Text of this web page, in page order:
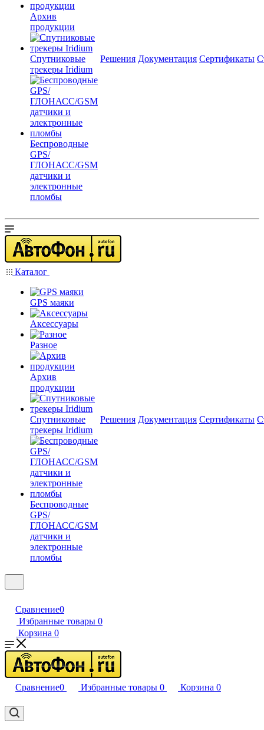
Архив
продукции
Спутниковые
трекеры Iridium
Беспроводные
GPS/
ГЛОНАСС/GSM
датчики и
электронные
пломбы
Решения Документация Сертификаты
Каталог
GPS маяки
Аксессуары
Разное
Архив
продукции
Спутниковые
трекеры Iridium
Беспроводные
GPS/
ГЛОНАСС/GSM
датчики и
электронные
пломбы
Решения Документация Сертификаты
Сравнение0
Избранные товары 0
Корзина 0
Сравнение0 Избранные товары 0 Корзина 0